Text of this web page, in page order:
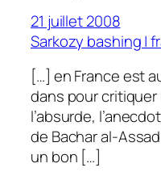
21 juillet 2008
Sarkozy bashing |
[…] en France est
dans pour critiquer
l’absurde,
de Bachar al-
un bon […]